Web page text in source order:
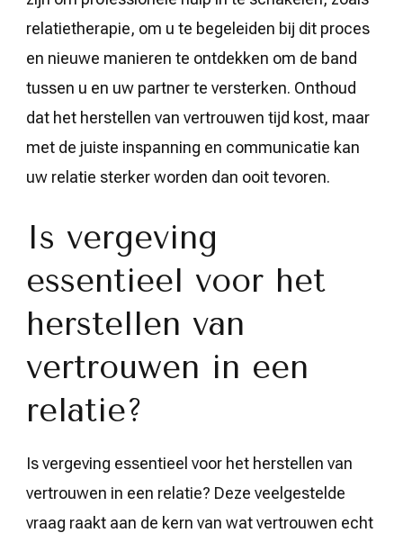
relatietherapie, om u te begeleiden bij dit proces
en nieuwe manieren te ontdekken om de band
tussen u en uw partner te versterken. Onthoud
dat het herstellen van vertrouwen tijd kost, maar
met de juiste inspanning en communicatie kan
uw relatie sterker worden dan ooit tevoren.
Is vergeving
essentieel voor het
herstellen van
vertrouwen in een
relatie?
Is vergeving essentieel voor het herstellen van
vertrouwen in een relatie? Deze veelgestelde
vraag raakt aan de kern van wat vertrouwen echt